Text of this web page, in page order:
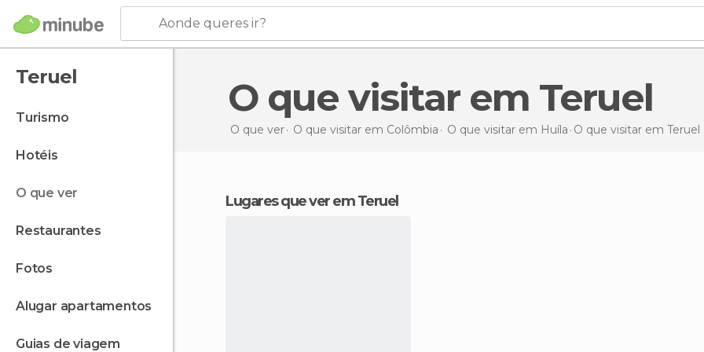
Aonde queres ir?
Teruel
turismo
hotéis
o que ver
restaurantes
fotos
alugar apartamentos
guias de viagem
O que visitar em Teruel
O que ver O que visitar em Colômbia O que visitar em Huíla O que visitar em Teruel
Lugares que ver em Teruel